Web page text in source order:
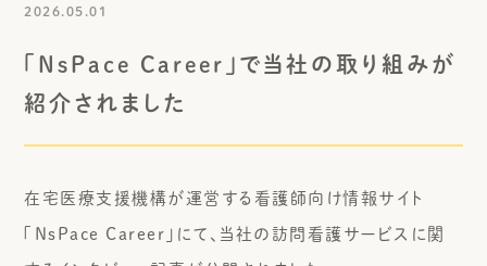
2026.05.01
「NsPace Career」で当社の取り組みが
紹介されました
在宅医療支援機構が運営する看護師向け情報サイト
「NsPace Career」にて、当社の訪問看護サービスに関